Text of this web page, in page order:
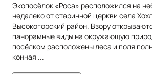
Экопосёлок «Роса» расположился на
недалеко от старинной церкви села
Высокогорский район. Взору
панорамные виды на окружающую
посёлком расположены леса и поля
конная ...